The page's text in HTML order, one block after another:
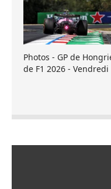
Photos - GP de
de F1 2026 - Vendredi